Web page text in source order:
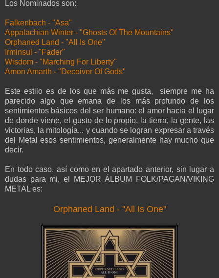
Los Nominados son:
Falkenbach - "Asa"
Appalachian Winter - "Ghosts Of The Mountains"
Orphaned Land - "All Is One"
Irminsul - "Fader"
Wisdom - "Marching For Liberty"
Amon Amarth - "Deceiver Of Gods"
Este estilo es de los que más me gusta, siempre me ha
parecido algo que emana de los más profundo de los
sentimientos básicos del ser humano: el amor hacia el lugar
de donde viene, el gusto de lo propio, la tierra, la gente, las
victorias, la mitología... y cuando se logran expresar a través
del Metal esos sentimientos, generalmente hay mucho que
decir.
En todo caso, así como en el apartado anterior, sin lugar a
dudas para mi, el MEJOR ÁLBUM FOLK/PAGAN/VIKING
METAL es:
Orphaned Land - "All Is One"